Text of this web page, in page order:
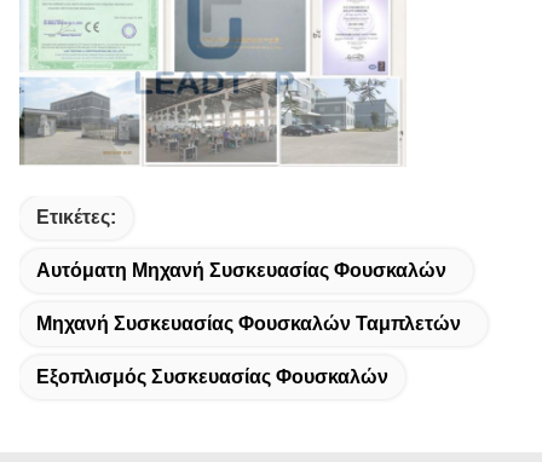
Ετικέτες:
Αυτόματη Μηχανή Συσκευασίας Φουσκαλών
Μηχανή Συσκευασίας Φουσκαλών Ταμπλετών
Εξοπλισμός Συσκευασίας Φουσκαλών